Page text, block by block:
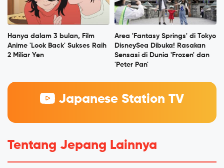
Hanya dalam 3 bulan, Film
Anime 'Look Back' Sukses Raih
2 Miliar Yen
Area 'Fantasy Springs' di Tokyo
DisneySea Dibuka! Rasakan
Sensasi di Dunia 'Frozen' dan
'Peter Pan'
Japanese Station TV
Tentang Jepang Lainnya